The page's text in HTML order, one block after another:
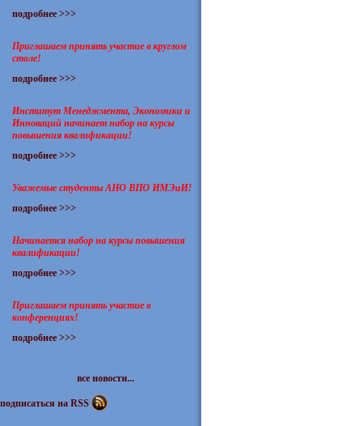
подробнее >>>
Приглашаем принять участие в круглом
столе!
подробнее >>>
Институт Менеджмента, Экономики и
Инноваций начинает набор на курсы
повышения квалификации!
подробнее >>>
Уважемые студенты АНО ВПО ИМЭиИ!
подробнее >>>
Начинается набор на курсы повышения
квалификации!
подробнее >>>
Приглашаем принять участие в
конференциях!
подробнее >>>
все новости...
подписаться на RSS